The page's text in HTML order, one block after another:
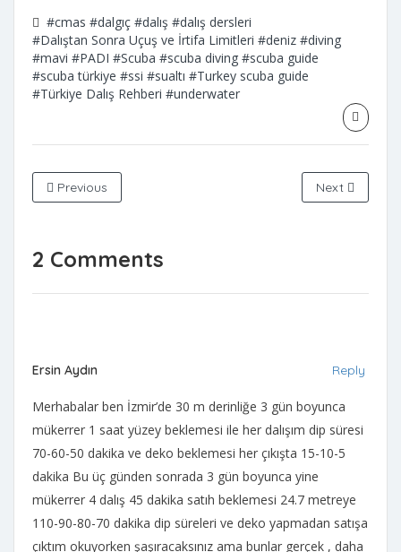
#cmas #dalgıç #dalış #dalış dersleri
#Dalıştan Sonra Uçuş ve İrtifa Limitleri #deniz #diving
#mavi #PADI #Scuba #scuba diving #scuba guide
#scuba türkiye #ssi #sualtı #Turkey scuba guide
#Türkiye Dalış Rehberi #underwater
Previous Next
2 Comments
Ersin Aydın Reply
Merhabalar ben İzmir’de 30 m derinliğe 3 gün boyunca
mükerrer 1 saat yüzey beklemesi ile her dalışım dip süresi
70-60-50 dakika ve deko beklemesi her çıkışta 15-10-5
dakika Bu üç günden sonrada 3 gün boyunca yine
mükerrer 4 dalış 45 dakika satıh beklemesi 24.7 metreye
110-90-80-70 dakika dip süreleri ve deko yapmadan satışa
çıktım okuyorken şaşıracaksınız ama bunlar gerçek , daha